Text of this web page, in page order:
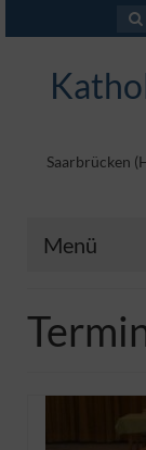
Saarbrücken
Menü
Kontakt
Impressum